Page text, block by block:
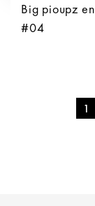
Big pioupz
#04
1